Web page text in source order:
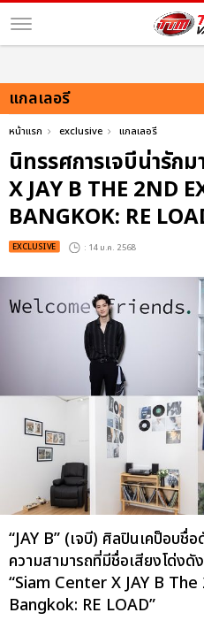
แกลเลอรี
หน้าแรก exclusive แกลเลอรี
นิทรรศการเจบีน่ารัก
X JAY B THE 2ND
BANGKOK: RE
EXCLUSIVE : 14 ม.ค. 2568
“JAY B” (เจบี) ศิลปินเคป็อบชื่
ความสามารถที่มีชื่อเสียงโด่งดั
“Siam Center X JAY B
Bangkok: RE LOAD”